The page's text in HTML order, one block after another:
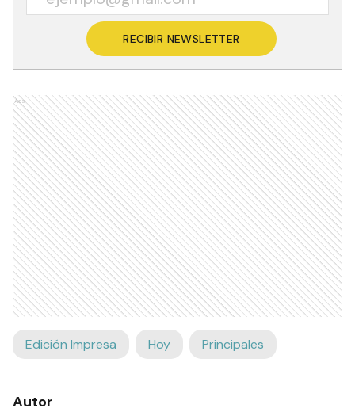
RECIBIR NEWSLETTER
Ads
Edición Impresa Hoy Principales
Autor